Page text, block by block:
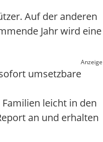
Auf der anderen
Jahr wird eine
Anzeige
umsetzbare
leicht in den
an und erhalten